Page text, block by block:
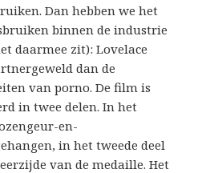
Dan hebben we het
binnen de industrie
daarmee zit): Lovelace
dan de
van porno. De film is
in twee delen. In het
en-
in het tweede deel
van de medaille. Het